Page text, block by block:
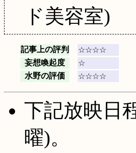
ド美容室)
記事上の評判
☆☆☆☆
妄想喚起度
☆
水野の評価
☆☆☆☆
下記放映日
曜)。